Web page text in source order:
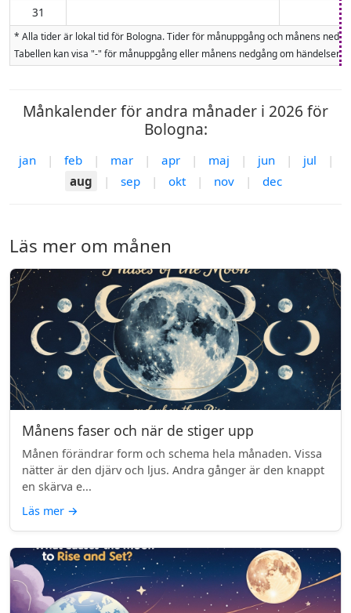
31
* Alla tider är lokal tid för Bologna. Tider för månuppgång och månens
Tabellen kan visa "-" för månuppgång eller månens nedgång om
Månkalender för andra månader i 2026 för
Bologna:
jan | feb | mar | apr | maj | jun | jul
|
aug
| sep | okt | nov | dec
Läs mer om månen
Månens faser och när de stiger upp
Månen förändrar form och schema hela månaden. Vissa
nätter är den djärv och ljus. Andra gånger är den knappt
en skärva e...
Läs mer →